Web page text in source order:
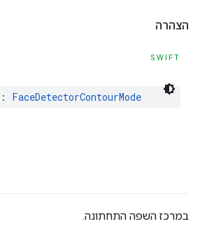
הצהרה
SWIFT
: FaceDetectorContourMode
במרכז השפה התחתונה.